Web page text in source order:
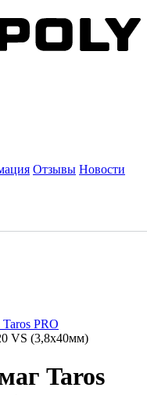
Отзывы Новости
PRO
VS (3,8х40мм)
Taros